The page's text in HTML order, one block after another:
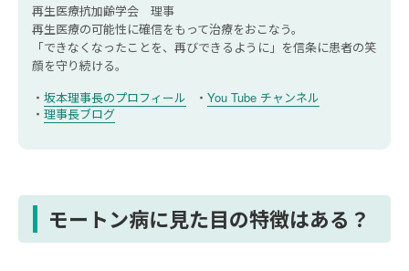
再生医療抗加齢学会 理事
再生医療の可能性に確信をもって治療をおこなう。
「できなくなったことを、再びできるように」を信条に患者の笑
顔を守り続ける。
坂本理事長のプロフィール
You Tube チャンネル
理事長ブログ
モートン病に見た目の特徴はある？